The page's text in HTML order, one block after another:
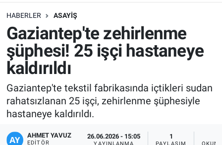
HABERLER ASAYİŞ
Gaziantep'te zehirlenme
şüphesi! 25 işçi hastaneye
kaldırıldı
Gaziantep'te tekstil fabrikasında içtikleri sudan
rahatsızlanan 25 işçi, zehirlenme şüphesiyle
hastaneye kaldırıldı.
AHMET YAVUZ
EDITÖR
26.06.2026 - 15:05 1